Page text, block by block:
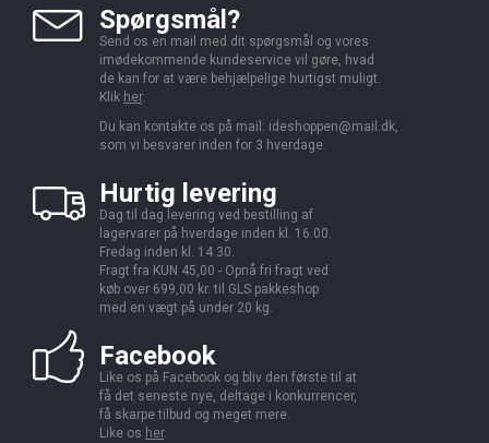
Spørgsmål?
Send os en mail med dit spørgsmål og vores
imødekommende kundeservice vil gøre, hvad
de kan for at være behjælpelige hurtigst muligt.
Klik her.
Du kan kontakte os på mail: ideshoppen@mail.dk,
som vi besvarer inden for 3 hverdage.
Hurtig levering
Dag til dag levering ved bestilling af
lagervarer på hverdage inden kl. 16.00.
Fredag inden kl. 14.30.
Fragt fra KUN 45,00 - Opnå fri fragt ved
køb over 699,00 kr. til GLS pakkeshop
med en vægt på under 20 kg.
Facebook
Like os på Facebook og bliv den første til at
få det seneste nye, deltage i konkurrencer,
få skarpe tilbud og meget mere.
Like os her.